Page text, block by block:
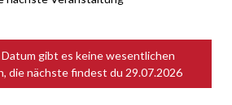
gibt es keine wesentlichen
die nächste findest du 29.07.2026